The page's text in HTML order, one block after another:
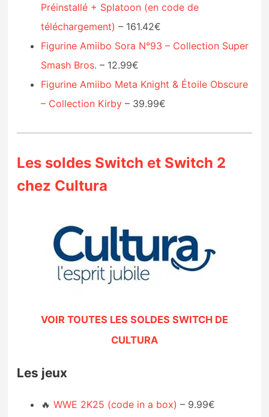
Préinstallé + Splatoon (en code de
téléchargement) – 161.42€
Figurine Amiibo Sora N°93 – Collection Super
Smash Bros. – 12.99€
Figurine Amiibo Meta Knight & Étoile Obscure
– Collection Kirby – 39.99€
Les soldes Switch et Switch 2
chez Cultura
VOIR TOUTES LES SOLDES SWITCH DE
CULTURA
Les jeux
🔥WWE 2K25 (code in a box) – 9.99€